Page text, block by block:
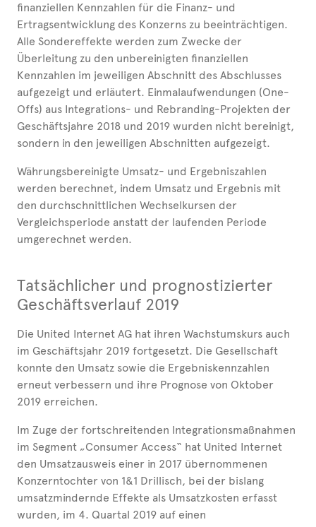
finanziellen Kennzahlen für die Finanz- und
Ertragsentwicklung des Konzerns zu beeinträchtigen.
Alle Sondereffekte werden zum Zwecke der
Überleitung zu den unbereinigten finanziellen
Kennzahlen im jeweiligen Abschnitt des Abschlusses
aufgezeigt und erläutert. Einmalaufwendungen (One-
Offs) aus Integrations- und Rebranding-Projekten der
Geschäftsjahre 2018 und 2019 wurden nicht bereinigt,
sondern in den jeweiligen Abschnitten aufgezeigt.
Währungsbereinigte Umsatz- und Ergebniszahlen
werden berechnet, indem Umsatz und Ergebnis mit
den durchschnittlichen Wechselkursen der
Vergleichsperiode anstatt der laufenden Periode
umgerechnet werden.
Tatsächlicher und prognostizierter
Geschäftsverlauf 2019
Die United Internet AG hat ihren Wachstumskurs auch
im Geschäftsjahr 2019 fortgesetzt. Die Gesellschaft
konnte den Umsatz sowie die Ergebniskennzahlen
erneut verbessern und ihre Prognose von Oktober
2019 erreichen.
Im Zuge der fortschreitenden Integrationsmaßnahmen
im Segment „Consumer Access“ hat United Internet
den Umsatzausweis einer in 2017 übernommenen
Konzerntochter von 1&1 Drillisch, bei der bislang
umsatzmindernde Effekte als Umsatzkosten erfasst
wurden, im 4. Quartal 2019 auf einen